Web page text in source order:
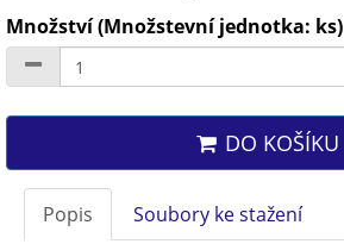
Množství (Množstevní jednotka: ks)
DO KOŠÍKU
Popis Soubory ke stažení